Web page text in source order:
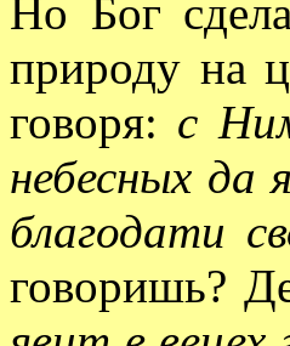
Но Бог
природу на
говоря: с
небесных да
благодати
говоришь?